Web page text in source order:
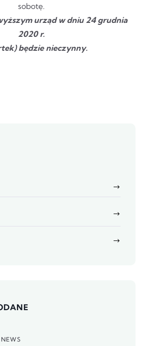
sobotę.
urząd w dniu 24 grudnia
2020 r.
będzie nieczynny.
NEWS